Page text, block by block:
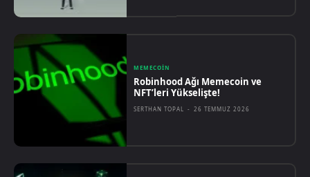
MEMECOIN
Robinhood Ağı Memecoin ve
NFT’leri Yükselişte!
SERTHAN TOPAL - 26 TEMMUZ 2026